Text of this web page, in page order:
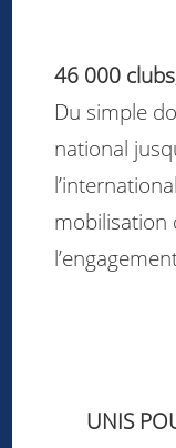
46 000
Du simple
national
mobilisation
UNIS